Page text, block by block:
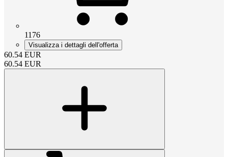
1176
Visualizza i dettagli dell'offerta
60.54 EUR
60.54 EUR